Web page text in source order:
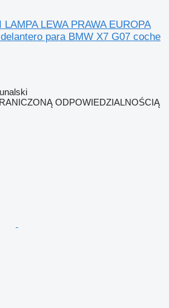
LEWA PRAWA EUROPA
para BMW X7 G07 coche
ODPOWIEDZIALNOŚCIĄ